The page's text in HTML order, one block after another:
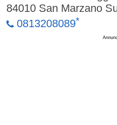
84010 San Marzano
0813208089*